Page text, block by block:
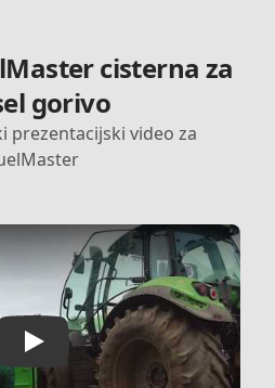
cisterna za
gorivo
prezentacijski video za